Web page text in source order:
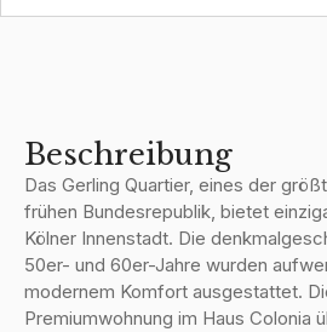
Beschreibung
Das Gerling Quartier, eines der
frühen Bundesrepublik, bietet
Kölner Innenstadt. Die
50er- und 60er-Jahre wurden
modernem Komfort ausgestattet.
Premiumwohnung im Haus Colonia